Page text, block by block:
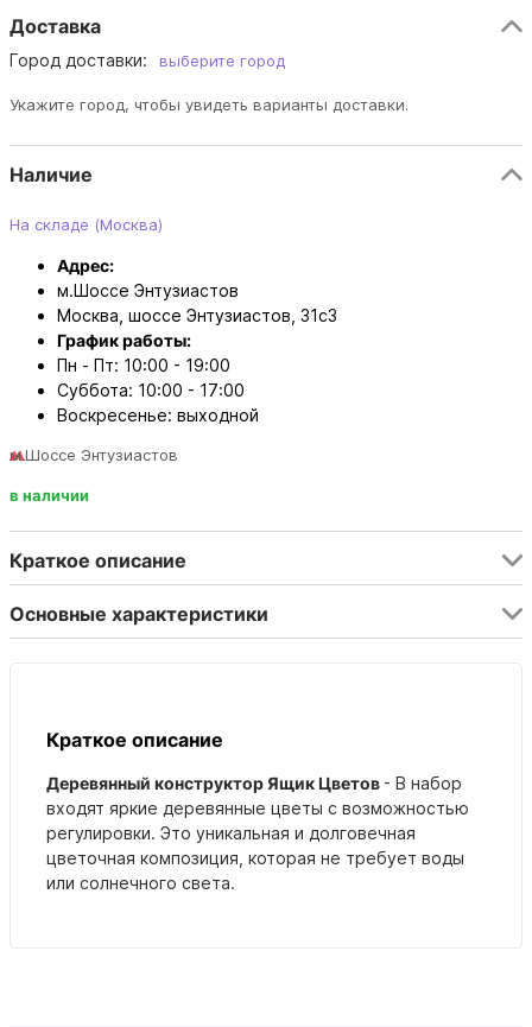
Доставка
Город доставки: выберите город
Укажите город, чтобы увидеть варианты доставки.
Наличие
На складе (Москва)
Адрес:
м.Шоссе Энтузиастов
Москва, шоссе Энтузиастов, 31с3
График работы:
Пн - Пт: 10:00 - 19:00
Суббота: 10:00 - 17:00
Воскресенье: выходной
м.Шоссе Энтузиастов
в наличии
Краткое описание
Основные характеристики
Краткое описание
Деревянный конструктор Ящик Цветов - В набор
входят яркие деревянные цветы с возможностью
регулировки. Это уникальная и долговечная
цветочная композиция, которая не требует воды
или солнечного света.